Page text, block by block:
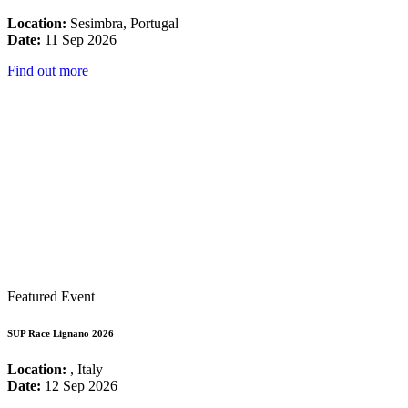
Location: Sesimbra, Portugal
Date: 11 Sep 2026
Find out more
Featured Event
SUP Race Lignano 2026
Location: , Italy
Date: 12 Sep 2026